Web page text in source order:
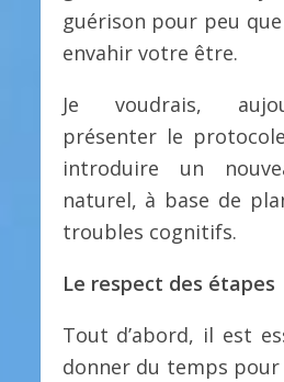
guérison pour peu
envahir votre être.
Je voudrais,
présenter le
introduire un
naturel, à base de
troubles cognitifs.
Le respect des étapes
Tout d’abord, il est
donner du temps